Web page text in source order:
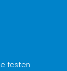
festen